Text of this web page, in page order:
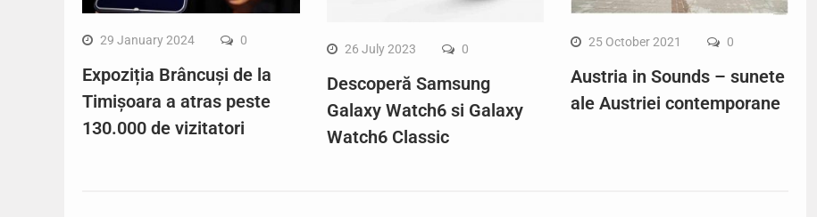
29 January 2024 0
Expoziția Brâncuși de la
Timișoara a atras peste
130.000 de vizitatori
26 July 2023 0
Descoperă Samsung
Galaxy Watch6 si Galaxy
Watch6 Classic
25 October 2021 0
Austria in Sounds – sunete
ale Austriei contemporane